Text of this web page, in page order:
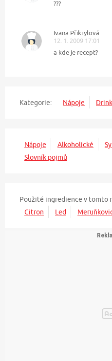
???
Ivana Přikrylová
12. 1. 2009 17:01
a kde je recept?
Kategorie: Nápoje
Nápoje Alkoholické
Slovník pojmů
Použité ingredience v tomto
Citron
Led